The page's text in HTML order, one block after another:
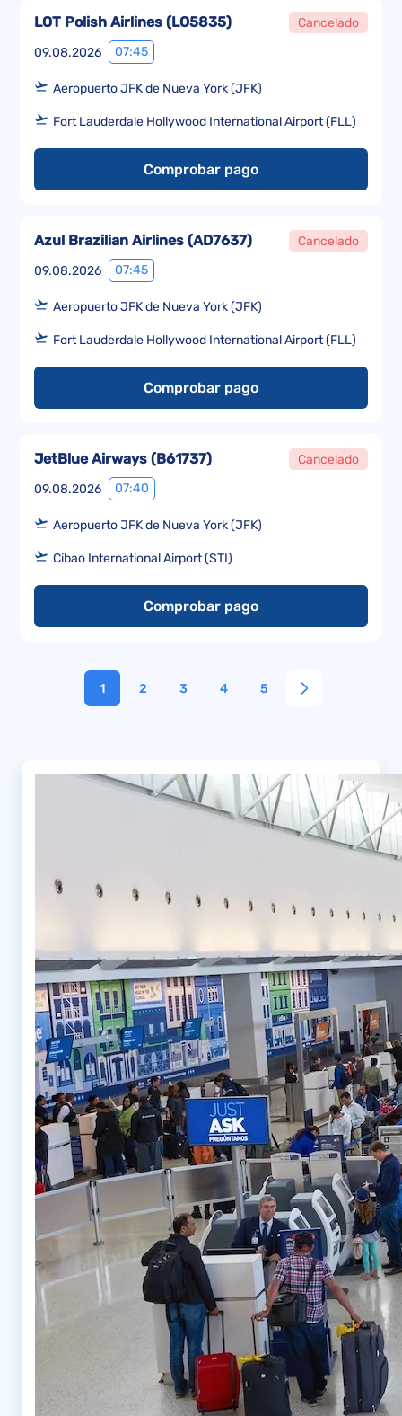
09.08.2026 07:45
LOT Polish Airlines (LO5835) Cancelado
Aeropuerto JFK de Nueva York (JFK)
Fort Lauderdale Hollywood International Airport (FLL)
Comprobar pago
09.08.2026 07:45
Azul Brazilian Airlines (AD7637) Cancelado
Aeropuerto JFK de Nueva York (JFK)
Fort Lauderdale Hollywood International Airport (FLL)
Comprobar pago
09.08.2026 07:40
JetBlue Airways (B61737) Cancelado
Aeropuerto JFK de Nueva York (JFK)
Cibao International Airport (STI)
Comprobar pago
1 2 3 4 5